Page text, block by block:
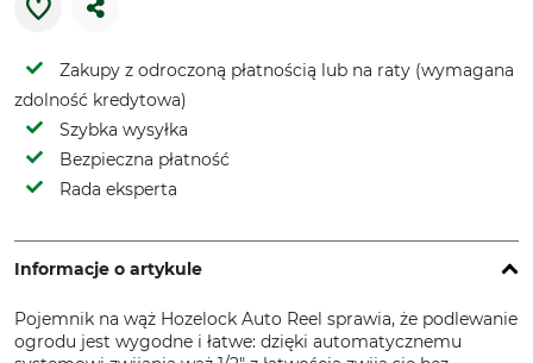
Zakupy z odroczoną płatnością lub na raty (wymagana
zdolność kredytowa)
Szybka wysyłka
Bezpieczna płatność
Rada eksperta
Informacje o artykule
Pojemnik na wąż Hozelock Auto Reel sprawia, że ​​podlewanie
ogrodu jest wygodne i łatwe: dzięki automatycznemu